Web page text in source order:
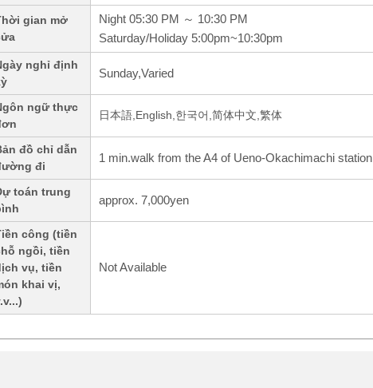
gian mở
Night 05:30 PM ～ 10:30 PM
Saturday/Holiday 5:00pm~10:30pm
nghỉ định
Sunday,Varied
ngữ thực
日本語,English,한국어,简体中文,繁体
đồ chỉ dẫn
đi
1 min.walk from the A4 of Ueno-Okachimachi station
toán trung
approx. 7,000yen
công (tiền
ngồi, tiền
vụ, tiền
khai vị,
Not Available